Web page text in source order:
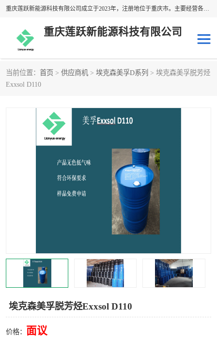
重庆莲跃新能源科技有限公司成立于2023年，注册地位于重庆市。主要经营各种溶剂油产品；经营范围包括：专业保洁、清洗、消毒服务，化工产品销售，建筑装饰材料销售，日用百货销售，橡胶制品销售，塑料制品销售，金属材料销售，五金产品零售，电工仪器仪表销售，通讯设备销售，办公用品销售，电子产品销售，石油制品销售，润滑油销售，技术进出口，货物进出口，电子元器件与机电组件设备销售等。
重庆莲跃新能源科技有限公司
当前位置： 首页 > 供应商机 > 埃克森美孚D系列 > 埃克森美孚脱芳烃
Exxsol D110
埃克森美孚脱芳烃Exxsol D110
价格： 面议
异构烷烃溶剂
韩国GS异构烷烃 国产异构烷烃
埃克森美孚异构烷烃
埃克森美孚D系列
正构烷烃溶剂
国产正构烷烃
美孚芳烃
油性清洗剂 水性清洗剂